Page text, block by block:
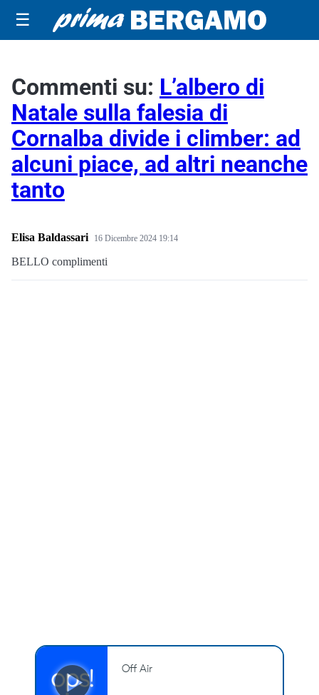
☰
Commenti su: L’albero di
Natale sulla falesia di
Cornalba divide i climber: ad
alcuni piace, ad altri neanche
tanto
Elisa Baldassari 16 Dicembre 2024 19:14
BELLO complimenti